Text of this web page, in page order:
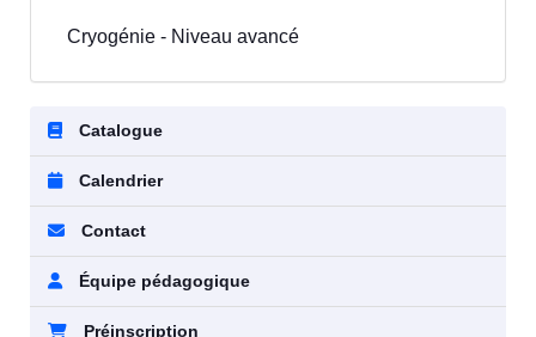
Cryogénie - Niveau avancé
Catalogue
Calendrier
Contact
Équipe pédagogique
Préinscription